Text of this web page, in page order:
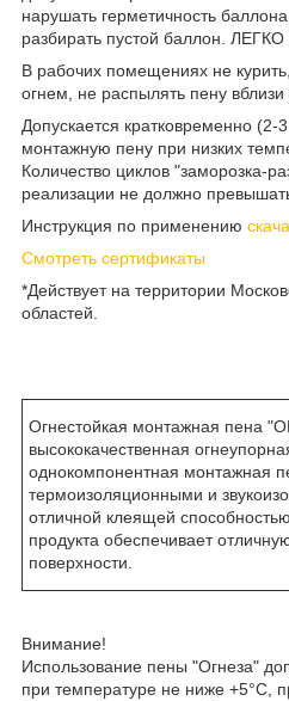
нарушать герметичность
разбирать пустой баллон.
В рабочих помещениях не
огнем, не распылять пену
Допускается кратковременно (2-
монтажную пену при низких
Количество циклов "заморозка-
реализации не должно
Инструкция по применению
Смотреть сертификаты
*Действует на территории
областей.
Огнестойкая монтажная пена
высококачественная
однокомпонентная монтажная
термоизоляционными и
отличной клеящей
продукта обеспечивает
поверхности.
Внимание!
Использование пены "Огнеза"
при температуре не ниже +5°С,